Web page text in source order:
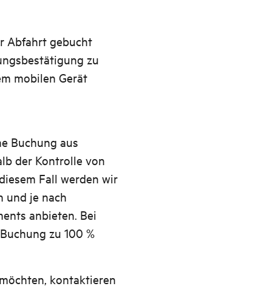
Abfahrt gebucht
zu
mobilen Gerät
Buchung aus
der Kontrolle von
Fall werden wir
und je nach
anbieten. Bei
zu 100 %
kontaktieren